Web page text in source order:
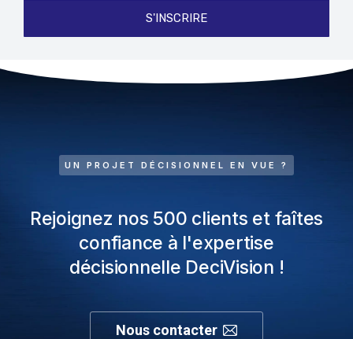
S'INSCRIRE
UN PROJET DÉCISIONNEL EN VUE ?
Rejoignez nos 500 clients et faîtes
confiance à l'expertise
décisionnelle DeciVision !
Nous contacter